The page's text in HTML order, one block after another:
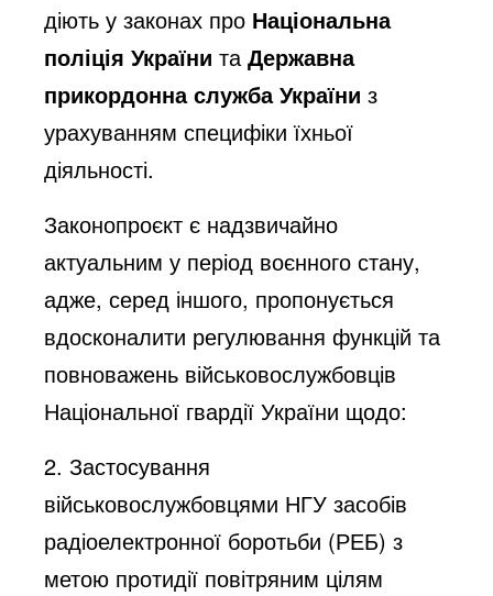
діють у законах про Національна
поліція України таДержавна
прикордонна служба України з
урахуванням специфіки їхньої
діяльності.
Законопроєкт є надзвичайно
актуальним у період воєнного стану,
адже, серед іншого, пропонується
вдосконалити регулювання функцій та
повноважень військовослужбовців
Національної гвардії України щодо:
2. Застосування
військовослужбовцями НГУ засобів
радіоелектронної боротьби (РЕБ) з
метою протидії повітряним цілям